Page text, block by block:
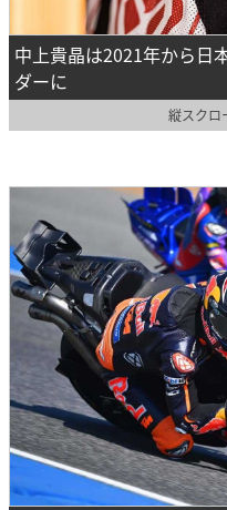
中上貴晶は2021年から日
ダーに
縦スクロ